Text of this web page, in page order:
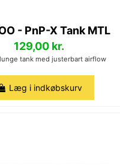
- PnP-X Tank MTL
129,00 kr.
tank med justerbart airflow
Læg i indkøbskurv